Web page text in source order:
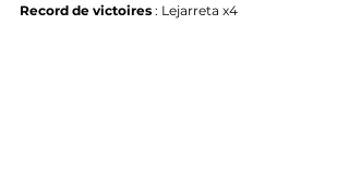
Record de victoires : Lejarreta x4